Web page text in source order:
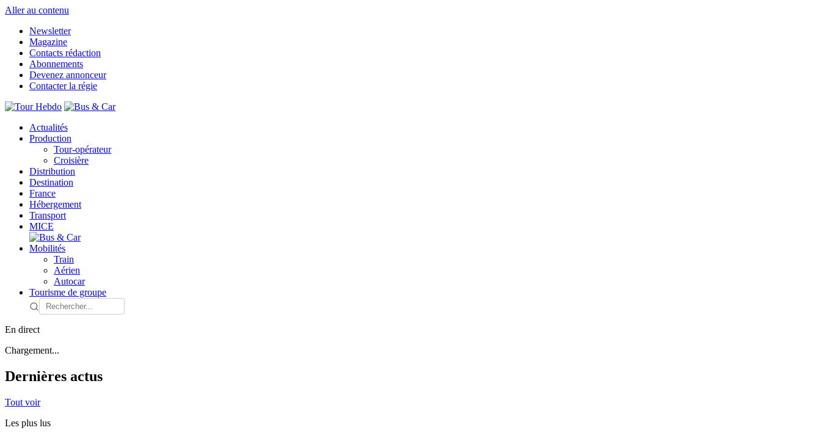
Aller au contenu
Newsletter
Magazine
Contacts rédaction
Abonnements
Devenez annonceur
Contacter la régie
Actualités
Production
Tour-opérateur
Croisière
Distribution
Destination
France
Hébergement
Transport
MICE
Mobilités
Train
Aérien
Autocar
Tourisme de groupe
En direct
Chargement...
Dernières actus
Tout voir
Les plus lus